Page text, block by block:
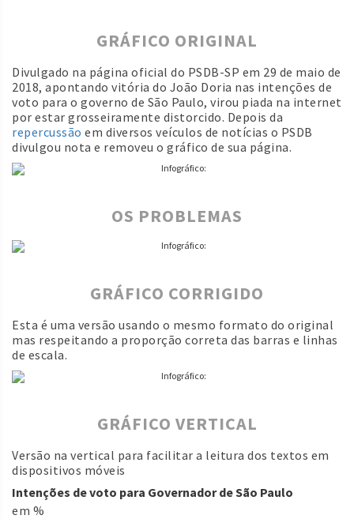
GRÁFICO ORIGINAL
Divulgado na página oficial do PSDB-SP em 29 de maio de
2018, apontando vitória do João Doria nas intenções de
voto para o governo de São Paulo, virou piada na internet
por estar grosseiramente distorcido. Depois da
repercussão em diversos veículos de notícias o PSDB
divulgou nota e removeu o gráfico de sua página.
OS PROBLEMAS
GRÁFICO CORRIGIDO
Esta é uma versão usando o mesmo formato do original
mas respeitando a proporção correta das barras e linhas
de escala.
GRÁFICO VERTICAL
Versão na vertical para facilitar a leitura dos textos em
dispositivos móveis
Intenções de voto para Governador de São Paulo
em %